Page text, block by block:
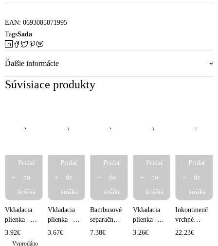
EAN: 0693085871995
TagsSada
Ďalšie informácie
Súvisiace produkty
Pridať
do
košíka
Vkladacia
plienka –
fleece
3.92€
Pridať
do
košíka
Vkladacia
plienka –
bambusová
3.67€
Pridať
do
košíka
Bambusové
separačné
plienky
7.38€
Pridať
do
košíka
Vkladacia
plienka -
novorodenecká
3.26€
Pridať
do
košíka
Inkontinenčné
vrchné
nohavičky
22.23€
Vyprodáno